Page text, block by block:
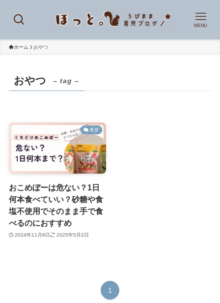
MENU
ホーム おやつ
おやつ – tag –
食育
おこめぼーは危ない？1日
何本食べていい？砂糖や食
塩不使用でそのまま手で食
べるのにおすすめ
2024年11月8日 2025年5月2日
1